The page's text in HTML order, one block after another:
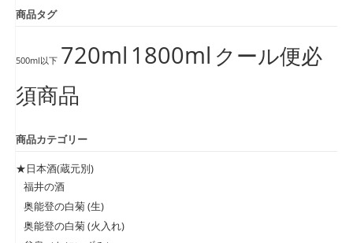
商品タグ
500ml以下 720ml 1800ml クール便必
須商品
商品カテゴリー
★日本酒(蔵元別)
福井の酒
奥能登の白菊 (生)
奥能登の白菊 (火入れ)